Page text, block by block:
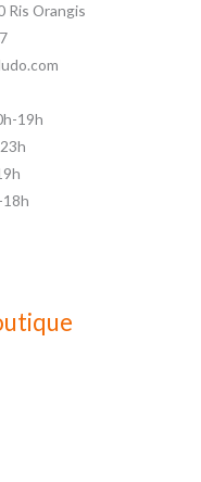
Ris Orangis
19h
18h